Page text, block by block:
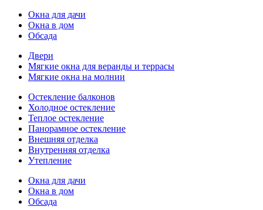
Окна для дачи
Окна в дом
Обсада
Двери
Мягкие окна для веранды и террасы
Мягкие окна на молнии
Остекление балконов
Холодное остекление
Теплое остекление
Панорамное остекление
Внешняя отделка
Внутренняя отделка
Утепление
Окна для дачи
Окна в дом
Обсада